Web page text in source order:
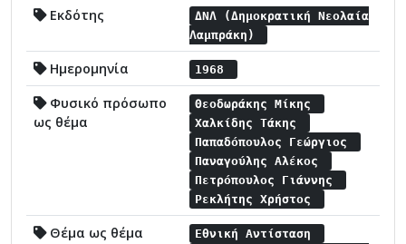
Εκδότης
ΔΝΛ (Δημοκρατική Νεολαία
Λαμπράκη)
Ημερομηνία 1968
Φυσικό πρόσωπο
ως θέμα
Θεοδωράκης Μίκης
Χαλκίδης Τάκης
Παπαδόπουλος Γεώργιος
Παναγούλης Αλέκος
Πετρόπουλος Γιάννης
Ρεκλήτης Χρήστος
Θέμα ως θέμα
Εθνική Αντίσταση